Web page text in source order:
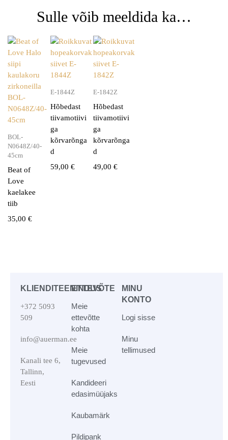
Sulle võib meeldida ka…
BOL-
N0648Z/40-
45cm
Beat of
Love
kaelakee
tiib
35,00 €
E-1844Z
Hõbedast
tiivamotiivi
ga
kõrvarõnga
d
59,00 €
E-1842Z
Hõbedast
tiivamotiivi
ga
kõrvarõnga
d
49,00 €
KLIENDITEENINDUS
+372 5093
509
info@auerman.ee
Kanali tee 6,
Tallinn,
Eesti
ETTEVÕTE
Meie
ettevõtte
kohta
Meie
tugevused
Kandideeri
edasimüüjaks
Kaubamärk
Pildipank
MINU
KONTO
Logi sisse
Minu
tellimused